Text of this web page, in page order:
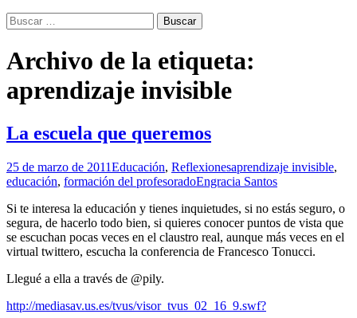
Buscar:
Archivo de la etiqueta:
aprendizaje invisible
La escuela que queremos
25 de marzo de 2011Educación, Reflexionesaprendizaje invisible,
educación, formación del profesoradoEngracia Santos
Si te interesa la educación y tienes inquietudes, si no estás seguro, o
segura, de hacerlo todo bien, si quieres conocer puntos de vista que
se escuchan pocas veces en el claustro real, aunque más veces en el
virtual twittero, escucha la conferencia de Francesco Tonucci.
Llegué a ella a través de @pily.
http://mediasav.us.es/tvus/visor_tvus_02_16_9.swf?